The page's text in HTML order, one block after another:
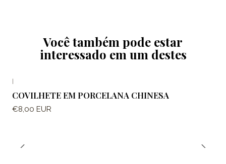
Você também pode estar
interessado em um destes
COVILHETE EM PORCELANA CHINESA
€8,00 EUR